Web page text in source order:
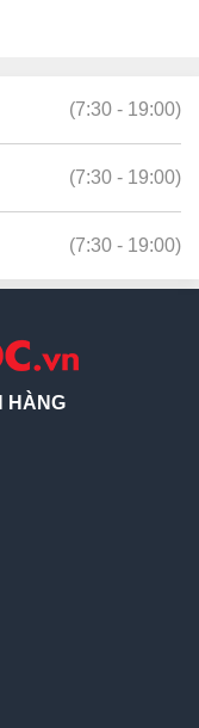
(7:30 - 19:00)
(7:30 - 19:00)
(7:30 - 19:00)
HÀNG